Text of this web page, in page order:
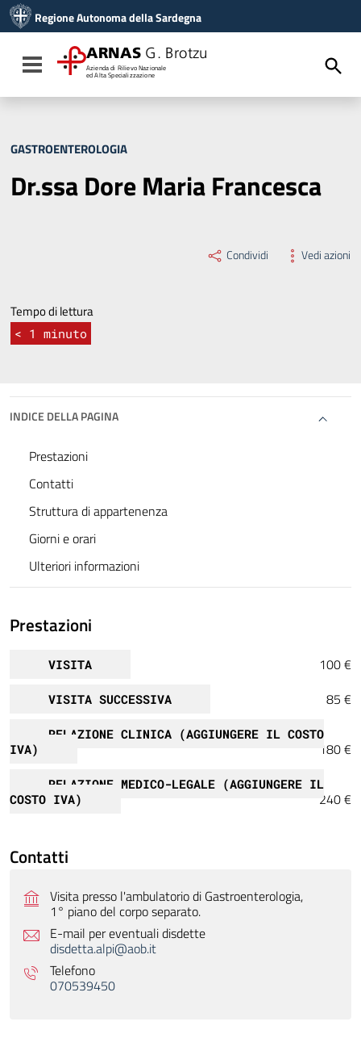
Vai al menu di navigazione
Vai al footer
Regione Autonoma della Sardegna
Toggle navigation
ARNAS G. Brotzu
Azienda di Rilievo Nazionale
ed Alta Specializzazione
GASTROENTEROLOGIA
Dr.ssa Dore Maria Francesca
Condividi Vedi azioni
Tempo di lettura
< 1 minuto
INDICE DELLA PAGINA
Prestazioni
Contatti
Struttura di appartenenza
Giorni e orari
Ulteriori informazioni
Prestazioni
VISITA 100 €
VISITA SUCCESSIVA 85 €
RELAZIONE CLINICA (AGGIUNGERE IL COSTO
IVA)
180 €
RELAZIONE MEDICO-LEGALE (AGGIUNGERE IL
COSTO IVA)
240 €
Contatti
Visita presso l'ambulatorio di Gastroenterologia,
1° piano del corpo separato.
E-mail per eventuali disdette
disdetta.alpi@aob.it
Telefono
070539450